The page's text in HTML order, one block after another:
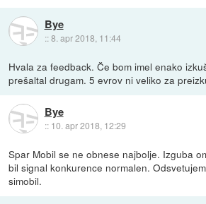
Bye
::8. apr 2018, 11:44
Hvala za feedback. Če bom imel enako
prešaltal drugam. 5 evrov ni veliko za
Bye
:: 10. apr 2018, 12:29
Spar Mobil se ne obnese najbolje. Izguba
bil signal konkurence normalen.
simobil.